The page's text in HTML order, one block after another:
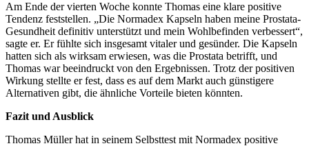
Am Ende der vierten Woche konnte Thomas eine klare positive
Tendenz feststellen. „Die Normadex Kapseln haben meine Prostata-
Gesundheit definitiv unterstützt und mein Wohlbefinden verbessert“,
sagte er. Er fühlte sich insgesamt vitaler und gesünder. Die Kapseln
hatten sich als wirksam erwiesen, was die Prostata betrifft, und
Thomas war beeindruckt von den Ergebnissen. Trotz der positiven
Wirkung stellte er fest, dass es auf dem Markt auch günstigere
Alternativen gibt, die ähnliche Vorteile bieten könnten.
Fazit und Ausblick
Thomas Müller hat in seinem Selbsttest mit Normadex positive